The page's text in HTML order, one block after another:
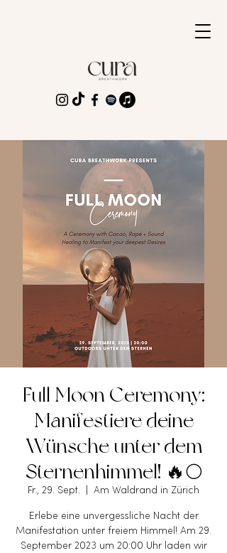
Full Moon Ceremony:
Manifestiere deine
Wünsche unter dem
Sternenhimmel! 🔥🌕
Fr., 29. Sept. Am Waldrand in Zürich
Erlebe eine unvergessliche Nacht der
Manifestation unter freiem Himmel! Am 29.
September 2023 um 20:00 Uhr laden wir